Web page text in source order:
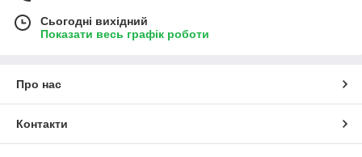
Сьогодні вихідний
Показати весь графік роботи
Про нас
Контакти